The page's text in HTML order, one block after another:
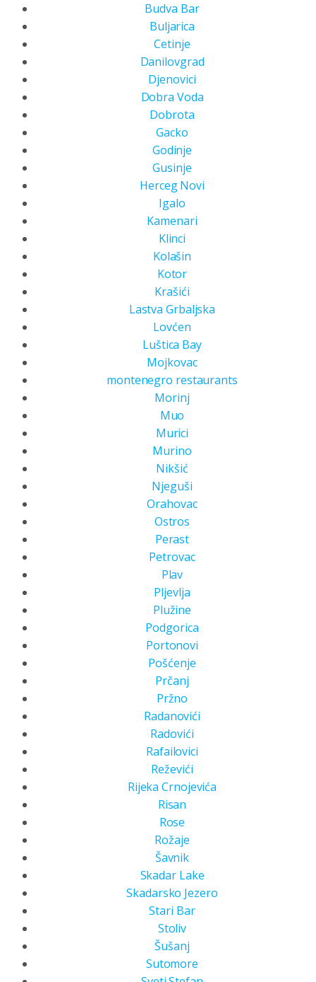
Budva Bar
Buljarica
Cetinje
Danilovgrad
Djenovici
Dobra Voda
Dobrota
Gacko
Godinje
Gusinje
Herceg Novi
Igalo
Kamenari
Klinci
Kolašin
Kotor
Krašići
Lastva Grbaljska
Lovćen
Luštica Bay
Mojkovac
montenegro restaurants
Morinj
Muo
Murici
Murino
Nikšić
Njeguši
Orahovac
Ostros
Perast
Petrovac
Plav
Pljevlja
Plužine
Podgorica
Portonovi
Pošćenje
Prčanj
Pržno
Radanovići
Radovići
Rafailovici
Reževići
Rijeka Crnojevića
Risan
Rose
Rožaje
Šavnik
Skadar Lake
Skadarsko Jezero
Stari Bar
Stoliv
Šušanj
Sutomore